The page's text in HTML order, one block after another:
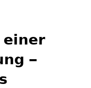
einer
–